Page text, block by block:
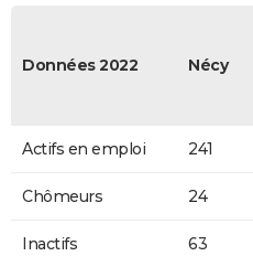
Données 2022 Nécy
Actifs en emploi 241
Chômeurs 24
Inactifs 63